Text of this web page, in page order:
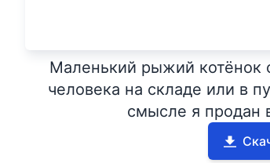
Маленький рыжий котёнок
человека на складе или в
смысле я продан